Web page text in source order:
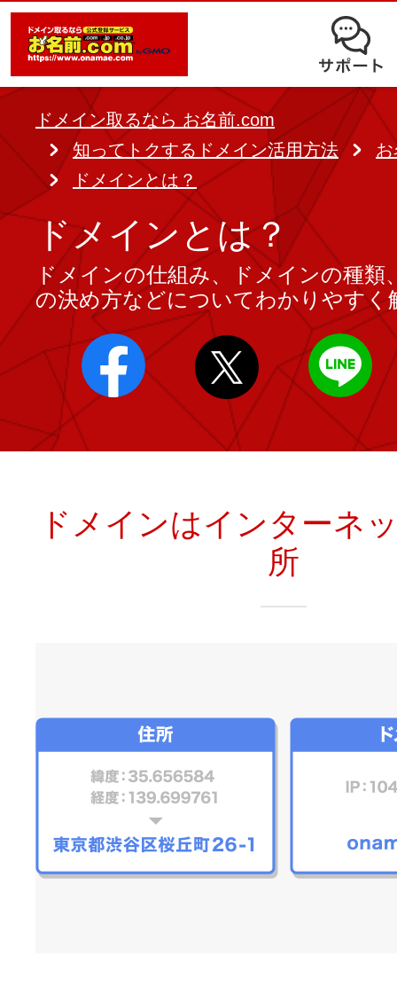
ドメインの期限を更新する
ドメイン更新
ドメイン更新とは
登録者情報変更/ドメインの譲
登録情報変更
ドメイン × サーバー同時登録
中古ドメインオークション
バックオーダー
.jpドメインバックオーダー
.com/.netドメインバックオ
コラム
中古ドメインのSEO効果は？
使いやすさと高機能の両立を実現
独自ドメイン＋サーバーが初期費用
SSLも無料でコストパフォーマンス
レンタルサーバー
AIホームページパック
必要なのはアイディアだけ！ 専門
も、AIにまかせてホームページを簡
ことが可能です。
WordPressテーマShop
WordPressテーマShop
メール配信システム
ドメインオプション
ドメイン登録者宛のメール転送も可
Whois情報公開代行
お持ちのドメインを売るなら
ドメイン売買サービス
レンタルDNS/セカンダリDNS
DNS管理サービス
不要になったドメインを安全・簡単
管理画面内での操作制限を可能に
ドメインプロテクション
ドメインでお小遣い稼ぎ
サポート
サービスに関するご不明点を
よくある質問
ヘルプ
契約管理画面（お名前.com Navi）の
お名前.com Naviご利用ガイ
設定ガイド一覧
メンテナンスと障害情報のお知らせ
メンテナンス・障害情報
ドメイン取るなら お名前.com
知ってトクするドメイン活用方法
ドメインとは？
ドメインとは？
ドメインの仕組み、ドメインの種類
の決め方などについてわかりやすく
ドメインはインターネ
所